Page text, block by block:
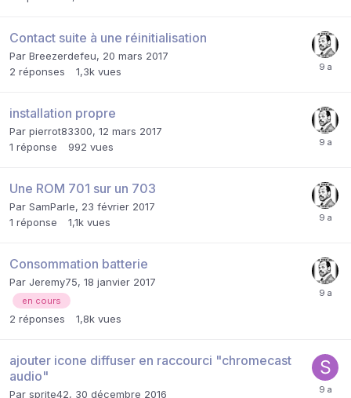
Contact suite à une réinitialisation
Par Breezerdefeu, 20 mars 2017
2 réponses 1,3k vues
installation propre
Par pierrot83300, 12 mars 2017
1 réponse 992 vues
Une ROM 701 sur un 703
Par SamParle, 23 février 2017
1 réponse 1,1k vues
Consommation batterie
Par Jeremy75, 18 janvier 2017
en cours
2 réponses 1,8k vues
ajouter icone diffuser en raccourci "chromecast
audio"
Par sprite42, 30 décembre 2016